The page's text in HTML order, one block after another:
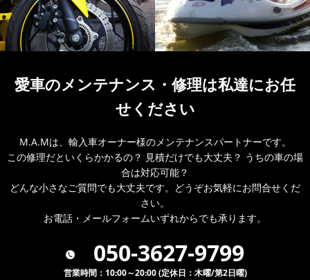
愛車のメンテナンス・ 修理は私達にお任
せください
M.A.Mは、輸入車オーナー様のメンテナンスパートナーです。
この修理だといくらかかるの？ 見積だけでも大丈夫？ うちの車の場
合は対応可能？
どんな小さなご質問でも大丈夫です。どうぞお気軽にお問合せくだ
さい。
お電話・メールフォームいずれからでも承ります。
050-3627-9799
営業時間：10:00～20:00 (定休日：木曜/第2日曜)